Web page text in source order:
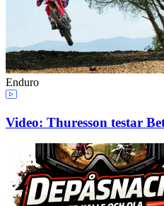
Enduro
Video: Thuresson testar